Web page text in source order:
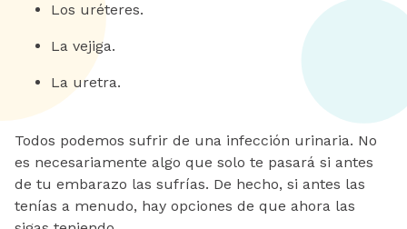
Los uréteres.
La vejiga.
La uretra.
Todos podemos sufrir de una infección urinaria. No
es necesariamente algo que solo te pasará si antes
de tu embarazo las sufrías. De hecho, si antes las
tenías a menudo, hay opciones de que ahora las